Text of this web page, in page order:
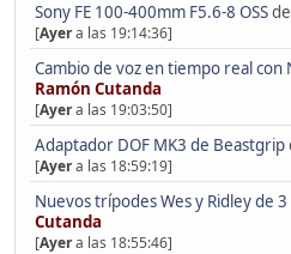
Sony FE 100-400mm F5.6-8 OSSde
[Ayera las 19:14:36]
Cambio de voz en tiempo real con
Ramón Cutanda
[Ayera las 19:03:50]
Adaptador DOF MK3 de Beastgrip
[Ayera las 18:59:19]
Nuevos trípodes Wes y Ridley de
Cutanda
[Ayera las 18:55:46]